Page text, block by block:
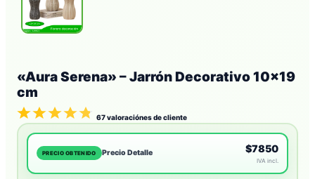
«Aura Serena» – Jarrón Decorativo 10×19
cm
67valoraciónes de cliente
PRECIO OBTENIDO Precio Detalle $7850
IVA incl.